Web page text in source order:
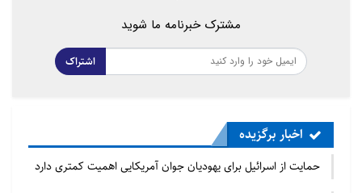
مشترک خبرنامه ما شوید
اشتراک
اخبار برگزیده
حمایت از اسرائیل برای یهودیان جوان آمریکایی اهمیت کمتری دارد